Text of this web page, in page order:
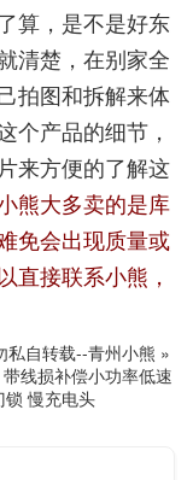
算，是不是好东
清楚，在别家全
拍图和拆解来体
个产品的细节，
来方便的了解这
熊大多卖的是库
免会出现质量或
直接联系小熊，
私自转载--青州小熊 »
线损补偿小功率低速
锁 慢充电头